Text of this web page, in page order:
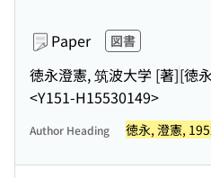
Paper 図書
徳永澄憲, 筑波大学 [著][徳
<Y151-H15530149>
Author Heading 徳永, 澄憲,